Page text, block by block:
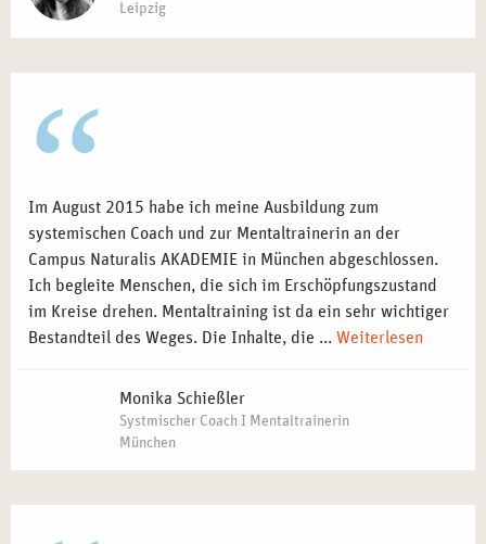
Leipzig
Im August 2015 habe ich meine Ausbildung zum
systemischen Coach und zur Mentaltrainerin an der
Campus Naturalis AKADEMIE in München abgeschlossen.
Ich begleite Menschen, die sich im Erschöpfungszustand
im Kreise drehen. Mentaltraining ist da ein sehr wichtiger
Bestandteil des Weges. Die Inhalte, die ... Weiterlesen
Monika Schießler
Systmischer Coach I Mentaltrainerin
München